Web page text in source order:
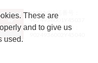
JASRAC許諾番号：
9024936001Y45037
JASRAC許諾番号：
These are
and to give us
used.